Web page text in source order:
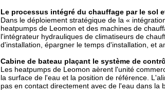
Le processus intégré du chauffage par le sol
Dans le déploiement stratégique de la «
heatpumps de Leomon et des machines de
l'intégrateur hydrauliques de climatiseurs de
d'installation, épargner le temps d'installation, et
Cabine de bateau plaçant le système de
Les heatpumps de Leomon aèrent l'unité
la surface de l'eau et la position de référence.
pas en contact directement avec de l'eau dans